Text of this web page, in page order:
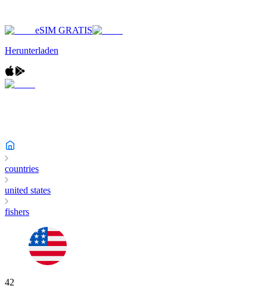
eSIM GRATIS
Herunterladen
countries
united states
fishers
42